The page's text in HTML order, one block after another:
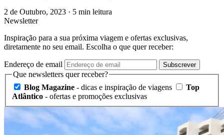
2 de Outubro, 2023 · 5 min leitura
Newsletter
Inspiração para a sua próxima viagem e ofertas exclusivas,
diretamente no seu email. Escolha o que quer receber:
Endereço de email Subscrever
Que newsletters quer receber?
Blog Magazine - dicas e inspiração de viagens
Top
Atlântico - ofertas e promoções exclusivas